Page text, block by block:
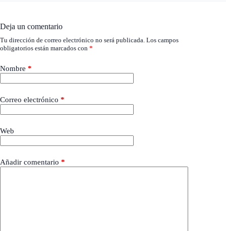
Deja un comentario
Tu dirección de correo electrónico no será publicada. Los campos
obligatorios están marcados con *
Nombre *
Correo electrónico *
Web
Añadir comentario *